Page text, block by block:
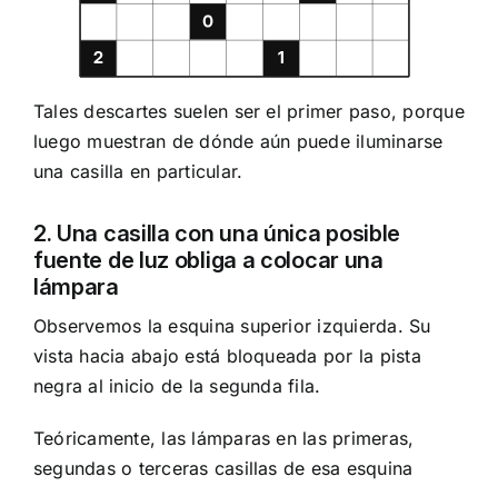
Tales descartes suelen ser el primer paso, porque
luego muestran de dónde aún puede iluminarse
una casilla en particular.
2. Una casilla con una única posible
fuente de luz obliga a colocar una
lámpara
Observemos la esquina superior izquierda. Su
vista hacia abajo está bloqueada por la pista
negra al inicio de la segunda fila.
Teóricamente, las lámparas en las primeras,
segundas o terceras casillas de esa esquina